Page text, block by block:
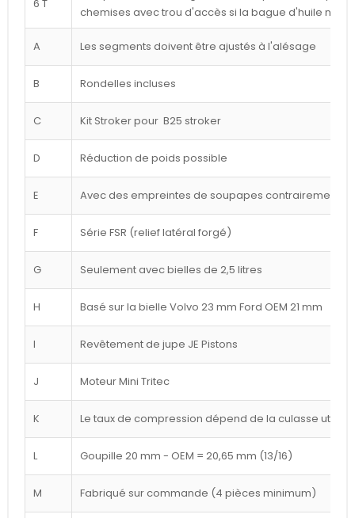
6 T
chemises avec trou d'accès si la bague d'huile
A Les segments doivent être ajustés à l'alésage
B Rondelles incluses
C Kit Stroker pour B25 stroker
D Réduction de poids possible
E Avec des empreintes de soupapes contrairement à
F Série FSR (relief latéral forgé)
G Seulement avec bielles de 2,5 litres
H Basé sur la bielle Volvo 23 mm Ford OEM 21 mm
I Revêtement de jupe JE Pistons
J Moteur Mini Tritec
K Le taux de compression dépend de la culasse
L Goupille 20 mm - OEM = 20,65 mm (13/16)
M Fabriqué sur commande (4 pièces minimum)